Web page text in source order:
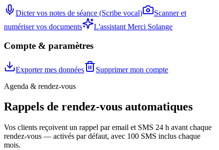
Dicter vos notes de séance (Scribe vocal)
Scanner et
numériser vos documents
L'assistant Merci Solange
Compte & paramètres
Exporter mes données
Supprimer mon compte
Agenda & rendez-vous
Rappels de rendez-vous automatiques
Vos clients reçoivent un rappel par email et SMS 24 h avant chaque
rendez-vous — activés par défaut, avec 100 SMS inclus chaque
mois.